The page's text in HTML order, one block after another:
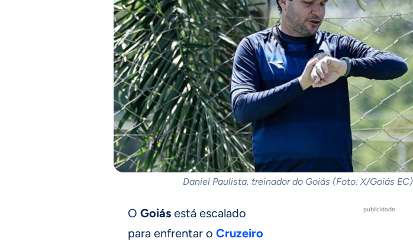
Daniel Paulista, treinador do Goiás (Foto: X/Goiás EC)
publicidade
O Goiás está escalado
para enfrentar o Cruzeiro